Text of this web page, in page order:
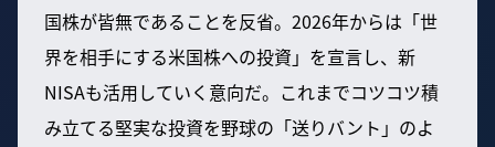
国株が皆無であることを反省。2026年からは「世
界を相手にする米国株への投資」を宣言し、新
NISAも活用していく意向だ。これまでコツコツ積
み立てる堅実な投資を野球の「送りバント」のよ